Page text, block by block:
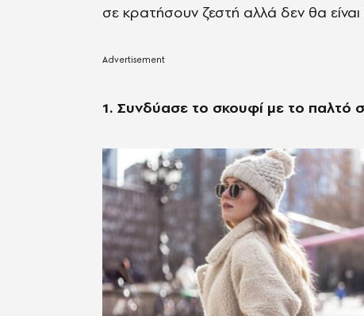
σε κρατήσουν ζεστή αλλά δεν θα
1. Συνδύασε το σκουφί με το παλτό